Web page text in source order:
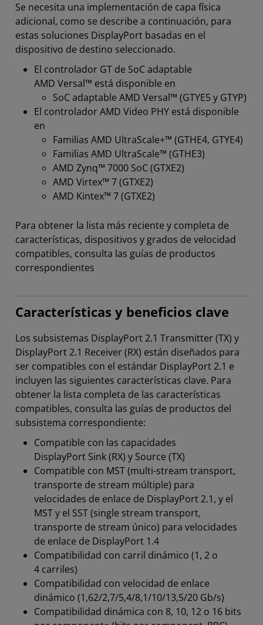
Se necesita una implementación de capa física
adicional, como se describe a continuación, para
estas soluciones DisplayPort basadas en el
dispositivo de destino seleccionado.
El controlador GT de SoC adaptable
AMD Versal™ está disponible en
SoC adaptable AMD Versal™ (GTYE5 y GTYP)
El controlador AMD Video PHY está disponible
en
Familias AMD UltraScale+™ (GTHE4, GTYE4)
Familias AMD UltraScale™ (GTHE3)
AMD Zynq™ 7000 SoC (GTXE2)
AMD Virtex™ 7 (GTXE2)
AMD Kintex™ 7 (GTXE2)
Para obtener la lista más reciente y completa de
características, dispositivos y grados de velocidad
compatibles, consulta las guías de productos
correspondientes
Características y beneficios clave
Los subsistemas DisplayPort 2.1 Transmitter (TX) y
DisplayPort 2.1 Receiver (RX) están diseñados para
ser compatibles con el estándar DisplayPort 2.1 e
incluyen las siguientes características clave. Para
obtener la lista completa de las características
compatibles, consulta las guías de productos del
subsistema correspondiente:
Compatible con las capacidades
DisplayPort Sink (RX) y Source (TX)
Compatible con MST (multi-stream transport,
transporte de stream múltiple) para
velocidades de enlace de DisplayPort 2.1, y el
MST y el SST (single stream transport,
transporte de stream único) para velocidades
de enlace de DisplayPort 1.4
Compatibilidad con carril dinámico (1, 2 o
4 carriles)
Compatibilidad con velocidad de enlace
dinámico (1,62/2,7/5,4/8,1/10/13,5/20 Gb/s)
Compatibilidad dinámica con 8, 10, 12 o 16 bits